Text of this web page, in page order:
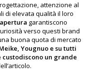
attenzione al
di elevata qualità il loro
garantiscono
verso questi brand
buona quota di mercato
Yougnuo e su tutti
custodiscono un grande